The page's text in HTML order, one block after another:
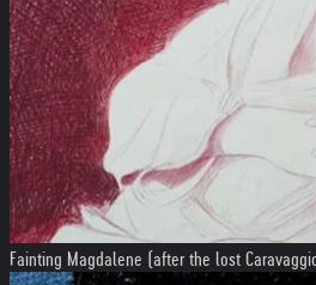
Fainting Magdalene (after the lost